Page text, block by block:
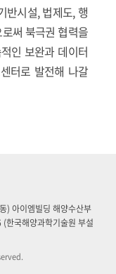
반시설, 법제도, 행
써 북극권 협력을
인 보완과 데이터
터로 발전해 나갈
) 아이엠빌딩 해양수산부
한국해양과학기술원 부설